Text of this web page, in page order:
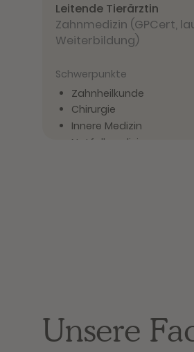
Leitende Tierärztin
Zahnmedizin (GPCert,
Weiterbildung)
Schwerpunkte
Zahnheilkunde
Chirurgie
Innere Medizin
Notfallmedizin
Unsere